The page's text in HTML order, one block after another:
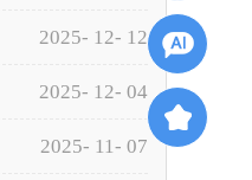
2025- 12- 12
2025- 12- 04
2025- 11- 07